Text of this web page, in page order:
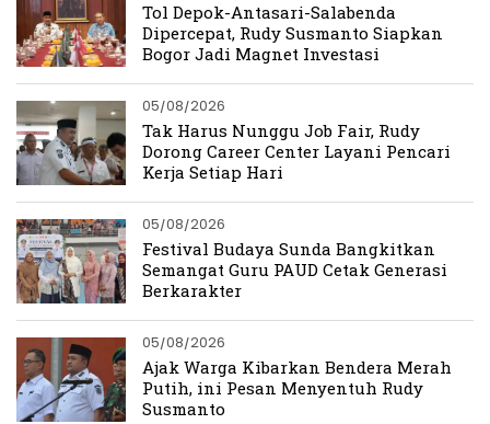
Tol Depok-Antasari-Salabenda
Dipercepat, Rudy Susmanto Siapkan
Bogor Jadi Magnet Investasi
05/08/2026
Tak Harus Nunggu Job Fair, Rudy
Dorong Career Center Layani Pencari
Kerja Setiap Hari
05/08/2026
Festival Budaya Sunda Bangkitkan
Semangat Guru PAUD Cetak Generasi
Berkarakter
05/08/2026
Ajak Warga Kibarkan Bendera Merah
Putih, ini Pesan Menyentuh Rudy
Susmanto